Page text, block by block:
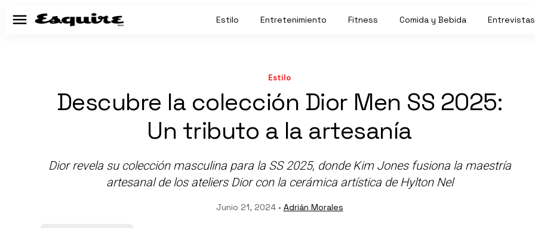
Menú Estilo Entretenimiento Fitness Comida y Bebida Entrevistas
Estilo
Descubre la colección Dior Men SS 2025:
Un tributo a la artesanía
Dior revela su colección masculina para la SS 2025, donde Kim Jones fusiona la maestría
artesanal de los ateliers Dior con la cerámica artística de Hylton Nel
Junio 21, 2024 • Adrián Morales